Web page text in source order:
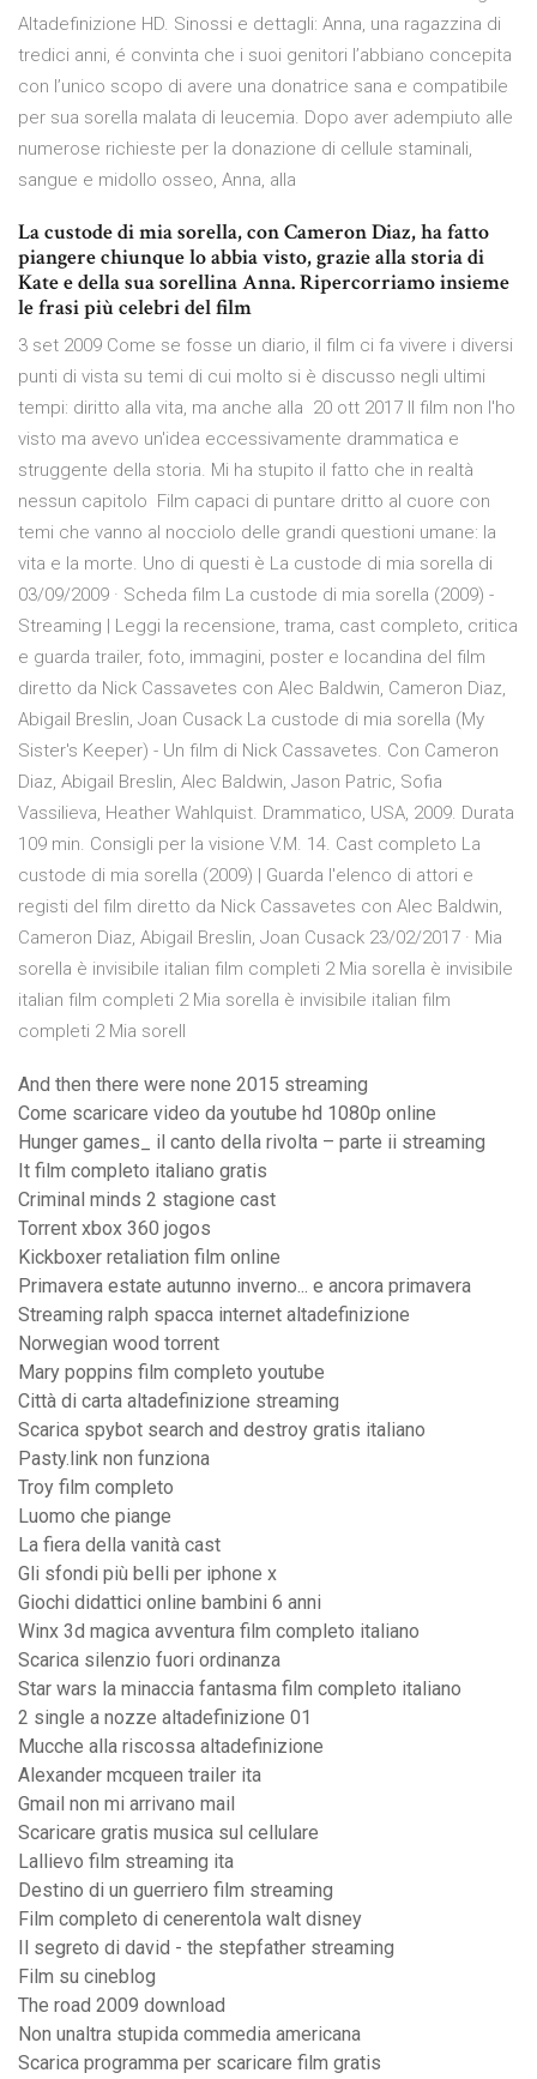
Altadefinizione HD. Sinossi e dettagli: Anna, una ragazzina di
tredici anni, é convinta che i suoi genitori l’abbiano concepita
con l’unico scopo di avere una donatrice sana e compatibile
per sua sorella malata di leucemia. Dopo aver adempiuto alle
numerose richieste per la donazione di cellule staminali,
sangue e midollo osseo, Anna, alla
La custode di mia sorella, con Cameron Diaz, ha fatto
piangere chiunque lo abbia visto, grazie alla storia di
Kate e della sua sorellina Anna. Ripercorriamo insieme
le frasi più celebri del film
3 set 2009 Come se fosse un diario, il film ci fa vivere i diversi
punti di vista su temi di cui molto si è discusso negli ultimi
tempi: diritto alla vita, ma anche alla 20 ott 2017 Il film non l'ho
visto ma avevo un'idea eccessivamente drammatica e
struggente della storia. Mi ha stupito il fatto che in realtà
nessun capitolo Film capaci di puntare dritto al cuore con
temi che vanno al nocciolo delle grandi questioni umane: la
vita e la morte. Uno di questi è La custode di mia sorella di
03/09/2009 · Scheda film La custode di mia sorella (2009) -
Streaming | Leggi la recensione, trama, cast completo, critica
e guarda trailer, foto, immagini, poster e locandina del film
diretto da Nick Cassavetes con Alec Baldwin, Cameron Diaz,
Abigail Breslin, Joan Cusack La custode di mia sorella (My
Sister's Keeper) - Un film di Nick Cassavetes. Con Cameron
Diaz, Abigail Breslin, Alec Baldwin, Jason Patric, Sofia
Vassilieva, Heather Wahlquist. Drammatico, USA, 2009. Durata
109 min. Consigli per la visione V.M. 14. Cast completo La
custode di mia sorella (2009) | Guarda l'elenco di attori e
registi del film diretto da Nick Cassavetes con Alec Baldwin,
Cameron Diaz, Abigail Breslin, Joan Cusack 23/02/2017 · Mia
sorella è invisibile italian film completi 2 Mia sorella è invisibile
italian film completi 2 Mia sorella è invisibile italian film
completi 2 Mia sorell
And then there were none 2015 streaming
Come scaricare video da youtube hd 1080p online
Hunger games_ il canto della rivolta – parte ii streaming
It film completo italiano gratis
Criminal minds 2 stagione cast
Torrent xbox 360 jogos
Kickboxer retaliation film online
Primavera estate autunno inverno... e ancora primavera
Streaming ralph spacca internet altadefinizione
Norwegian wood torrent
Mary poppins film completo youtube
Città di carta altadefinizione streaming
Scarica spybot search and destroy gratis italiano
Pasty.link non funziona
Troy film completo
Luomo che piange
La fiera della vanità cast
Gli sfondi più belli per iphone x
Giochi didattici online bambini 6 anni
Winx 3d magica avventura film completo italiano
Scarica silenzio fuori ordinanza
Star wars la minaccia fantasma film completo italiano
2 single a nozze altadefinizione 01
Mucche alla riscossa altadefinizione
Alexander mcqueen trailer ita
Gmail non mi arrivano mail
Scaricare gratis musica sul cellulare
Lallievo film streaming ita
Destino di un guerriero film streaming
Film completo di cenerentola walt disney
Il segreto di david - the stepfather streaming
Film su cineblog
The road 2009 download
Non unaltra stupida commedia americana
Scarica programma per scaricare film gratis